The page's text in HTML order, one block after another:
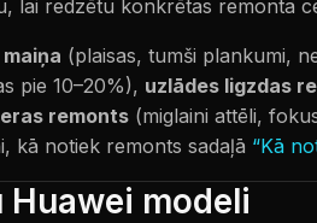
lai redzētu konkrētas remonta
(plaisas, tumši plankumi,
pie 10–20%), uzlādes ligzdas
remonts (miglaini attēli,
kā notiek remonts sadaļā “Kā
modeli